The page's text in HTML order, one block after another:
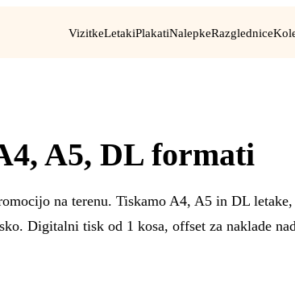
VizitkeLetakiPlakatiNalepkeRazglednice
A5, DL formati
na terenu. Tiskamo A4, A5 in DL letake,
Digitalni tisk od 1 kosa, offset za naklade